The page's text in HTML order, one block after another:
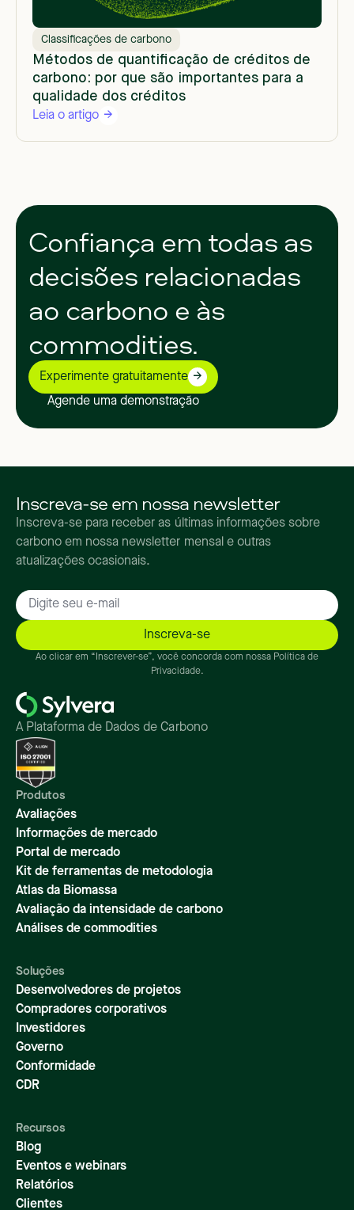
Classificações de carbono
Métodos de quantificação de créditos de
carbono: por que são importantes para a
qualidade dos créditos
Leia o artigo
Confiança em todasas
decisões relacionadas
ao carbono e às
commodities.
Experimente gratuitamente
Agende uma demonstração
Inscreva-se em nossa newsletter
Inscreva-se para receber as últimas informações sobre
carbono em nossa newsletter mensal e outras
atualizações ocasionais.
Ao clicar em “Inscrever-se”, você concorda com nossa Política de
Privacidade.
A Plataforma de Dados de Carbono
Produtos
Avaliações
Informações de mercado
Portal de mercado
Kit de ferramentas de metodologia
Atlas da Biomassa
Avaliação da intensidade de carbono
Análises de commodities
Soluções
Desenvolvedores de projetos
Compradores corporativos
Investidores
Governo
Conformidade
CDR
Recursos
Blog
Eventos e webinars
Relatórios
Clientes